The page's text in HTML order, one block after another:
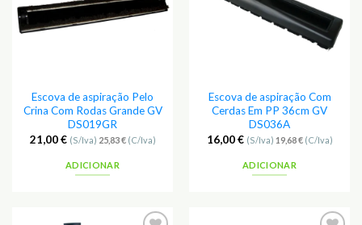
Escova de aspiração Pelo
Crina Com Rodas Grande GV
DS019GR
21,00€ (S/Iva) 25,83€(C/Iva)
ADICIONAR
Escova de aspiração Com
Cerdas Em PP 36cm GV
DS036A
16,00€ (S/Iva) 19,68€(C/Iva)
ADICIONAR